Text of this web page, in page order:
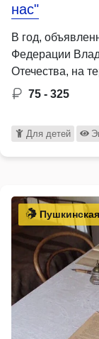
нас"
В год,
Федерации
Отечества, на
75 - 325
Для детей